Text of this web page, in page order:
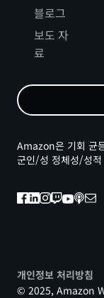
블로그
보도 자
료
Amazon은 기회 균
군인/성 정체성/성
개인정보 처리방침
© 2025, Amazon